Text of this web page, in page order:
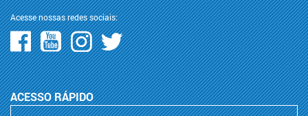
Acesse nossas redes sociais:
ACESSO RÁPIDO